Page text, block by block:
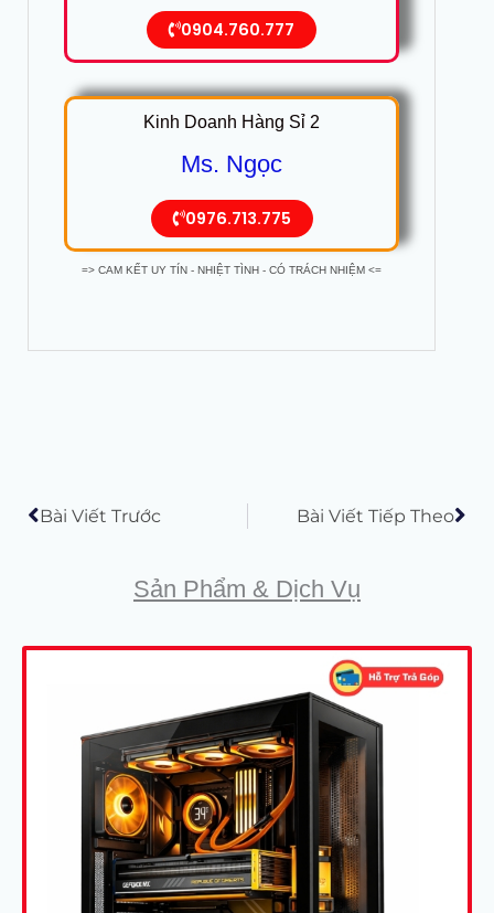
0904.760.777
Kinh Doanh Hàng Sỉ 2
Ms. Ngọc
0976.713.775
=> CAM KẾT UY TÍN - NHIỆT TÌNH - CÓ TRÁCH NHIỆM <=
Bài Viết Trước Bài Viết Tiếp Theo
Sản Phẩm & Dịch Vụ